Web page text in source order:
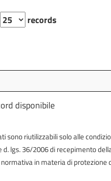
records
disponibile
sono riutilizzabili solo alle
d. lgs. 36/2006 di recepimento
in materia di